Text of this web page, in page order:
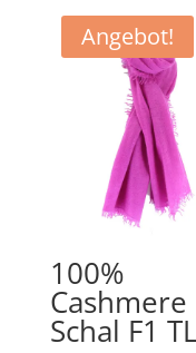
Angebot!
100%
Cashmere
Schal F1